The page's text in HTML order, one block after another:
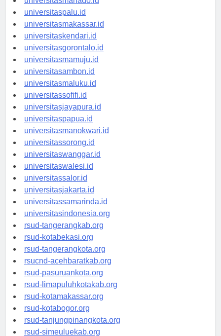
universitasmanado.id
universitaspalu.id
universitasmakassar.id
universitaskendari.id
universitasgorontalo.id
universitasmamuju.id
universitasambon.id
universitasmaluku.id
universitassofifi.id
universitasjayapura.id
universitaspapua.id
universitasmanokwari.id
universitassorong.id
universitaswanggar.id
universitaswalesi.id
universitassalor.id
universitasjakarta.id
universitassamarinda.id
universitasindonesia.org
rsud-tangerangkab.org
rsud-kotabekasi.org
rsud-tangerangkota.org
rsucnd-acehbaratkab.org
rsud-pasuruankota.org
rsud-limapuluhkotakab.org
rsud-kotamakassar.org
rsud-kotabogor.org
rsud-tanjungpinangkota.org